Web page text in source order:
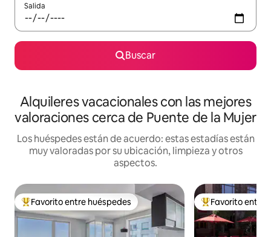
Salida
Buscar
Alquileres vacacionales con las mejores
valoraciones cerca de Puente de la Mujer
Los huéspedes están de acuerdo: estas estadías están
muy valoradas por su ubicación, limpieza y otros
aspectos.
Favorito entre huéspedes preferido
Favorito entre huéspedes Favorito entre
Favorito entre